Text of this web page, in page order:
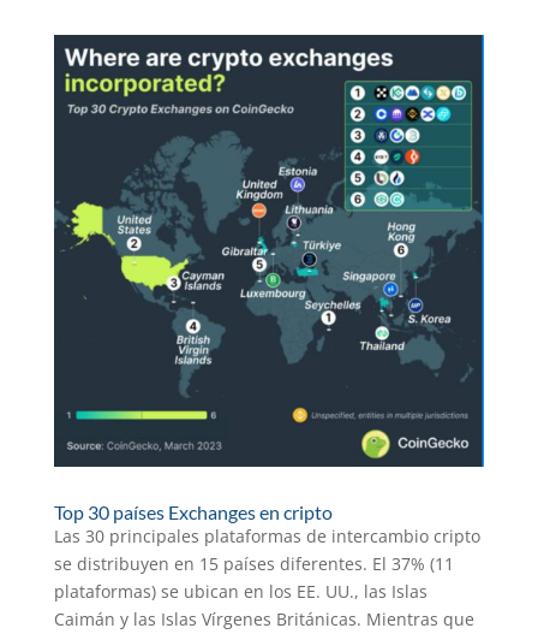
Top 30 países Exchanges en cripto
Las 30 principales plataformas de intercambio cripto
se distribuyen en 15 países diferentes. El 37% (11
plataformas) se ubican en los EE. UU., las Islas
Caimán y las Islas Vírgenes Británicas. Mientras que